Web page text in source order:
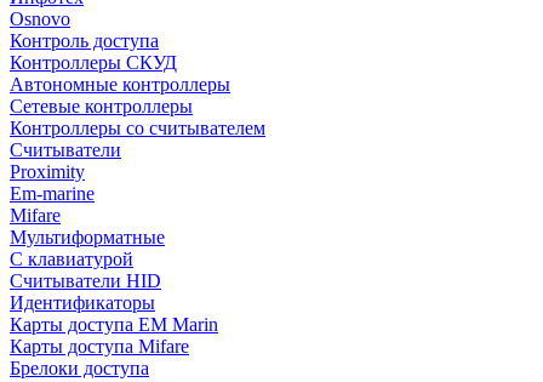
Osnovo
Контроль доступа
Контроллеры СКУД
Автономные контроллеры
Сетевые контроллеры
Контроллеры со считывателем
Считыватели
Proximity
Em-marine
Mifare
Мультиформатные
С клавиатурой
Считыватели HID
Идентификаторы
Карты доступа EM Marin
Карты доступа Mifare
Брелоки доступа